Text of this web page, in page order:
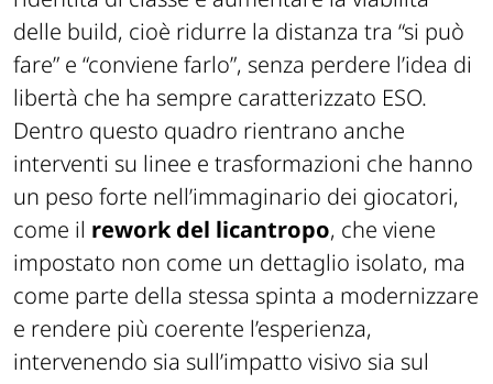
l’identità di classe e aumentare la viabilità
delle build, cioè ridurre la distanza tra “si può
fare” e “conviene farlo”, senza perdere l’idea di
libertà che ha sempre caratterizzato ESO.
Dentro questo quadro rientrano anche
interventi su linee e trasformazioni che hanno
un peso forte nell’immaginario dei giocatori,
come ilrework del licantropo, che viene
impostato non come un dettaglio isolato, ma
come parte della stessa spinta a modernizzare
e rendere più coerente l’esperienza,